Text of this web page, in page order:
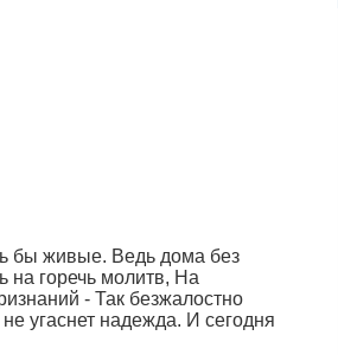
бы живые. Ведь дома без
горечь молитв, На
- Так безжалостно
угаснет надежда. И сегодня